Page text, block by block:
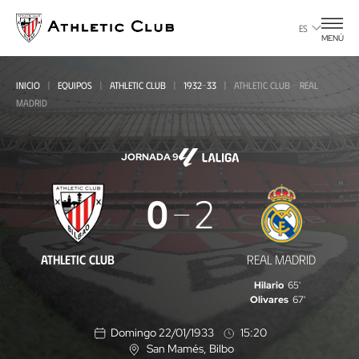
contenido
principal
ES
MENÚ
INICIO EQUIPOS ATHLETIC CLUB 1932-33
ATHLETIC CLUB - REAL
MADRID
JORNADA 9
Athletic
Club
-
ATHLETIC CLUB
0 2
REAL MADRID
Hilario 65'
Olivares 67'
Domingo 22/01/1933
15:20
U
San Mamés, Bilbo